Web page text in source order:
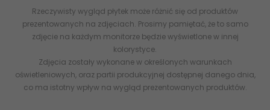
Rzeczywisty wygląd płytek może różnić się od produktów
prezentowanych na zdjęciach. Prosimy pamiętać, że to samo
zdjęcie na każdym monitorze będzie wyświetlone w innej
kolorystyce.
Zdjęcia zostały wykonane w określonych warunkach
oświetleniowych, oraz partii produkcyjnej dostępnej danego dnia,
co ma istotny wpływ na wygląd prezentowanych produktów.